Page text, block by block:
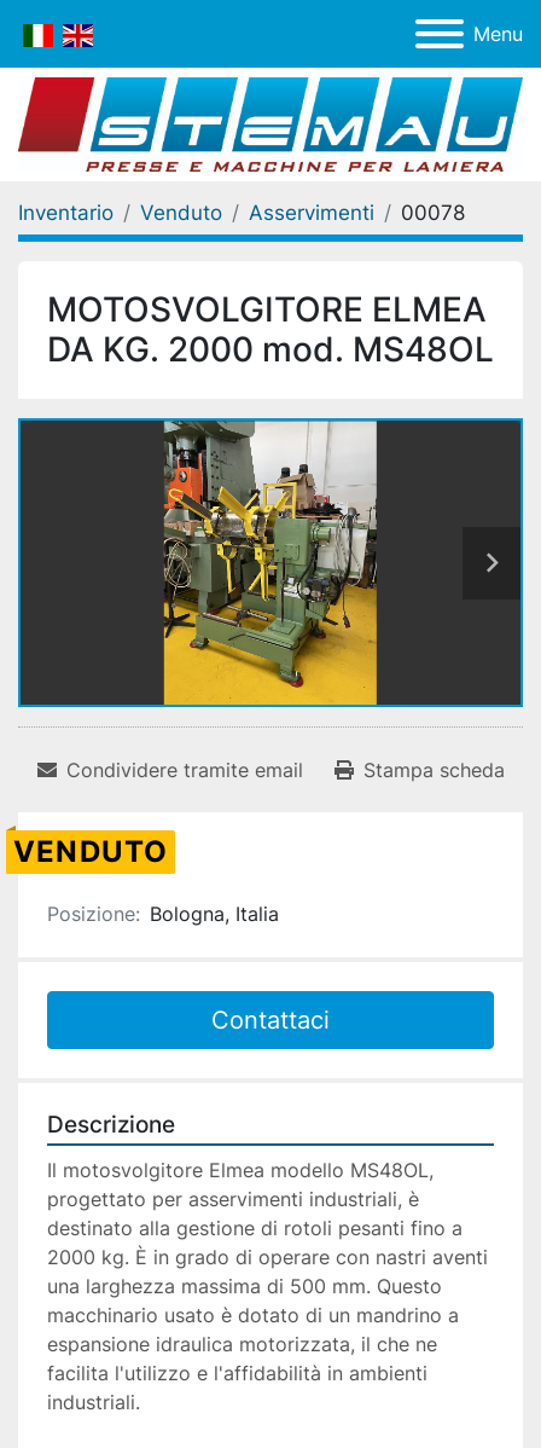
Menu
Inventario Venduto Asservimenti 00078
MOTOSVOLGITORE ELMEA
DA KG. 2000 mod. MS48OL
Condividere tramite email Stampa scheda
VENDUTO
Posizione: Bologna, Italia
Contattaci
Descrizione
Il motosvolgitore Elmea modello MS48OL,
progettato per asservimenti industriali, è
destinato alla gestione di rotoli pesanti fino a
2000 kg. È in grado di operare con nastri aventi
una larghezza massima di 500 mm. Questo
macchinario usato è dotato di un mandrino a
espansione idraulica motorizzata, il che ne
facilita l'utilizzo e l'affidabilità in ambienti
industriali.